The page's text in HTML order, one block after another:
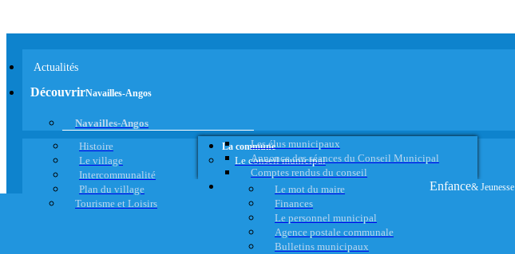
Actualités
DécouvrirNavailles-Angos
Navailles-Angos
Histoire
Le village
Intercommunalité
Plan du village
Tourisme et Loisirs
La commune
Le conseil municipal
Les élus municipaux
Annonce des séances du Conseil Municipal
Comptes rendus du conseil
Le mot du maire
Finances
Le personnel municipal
Agence postale communale
Bulletins municipaux
Enfance& Jeunesse